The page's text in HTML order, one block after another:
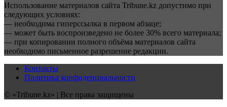
Использование материалов сайта Tribune.kz допустимо при
следующих условиях:
— необходима гиперссылка в первом абзаце;
— может быть воспроизведено не более 30% всего материала;
— при копировании полного объёма материалов сайта
необходимо письменное разрешение редакции.
Контакты
Политика конфиденциальности
© «Tribune.kz» | Все права защищены